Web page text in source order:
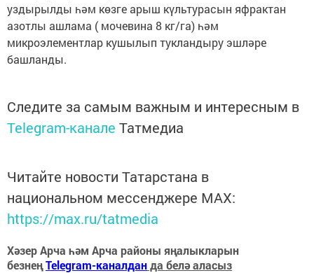
уздырылды һәм көзге арыш күльтурасын яфрактан
азотлы ашлама ( мочевина 8 кг/га) һәм
микроэлементлар кушылып тукландыру эшләре
башланды.
Следите за самым важным и интересным в
Telegram-канале Татмедиа
Читайте новости Татарстана в
национальном мессенджере MАХ:
https://max.ru/tatmedia
Хәзер Арча һәм Арча районы яңалыкларын
безнеңTelegram-каналданда белә аласыз